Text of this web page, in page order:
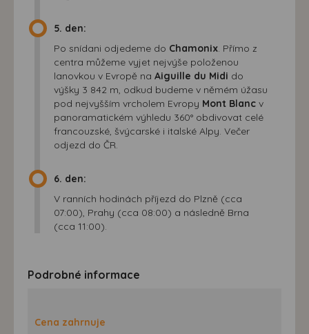
5. den:
Po snídani odjedeme do Chamonix . Přímo z
centra můžeme vyjet nejvýše položenou
lanovkou v Evropě na Aiguille du Midi do
výšky 3 842 m, odkud budeme v němém úžasu
pod nejvyšším vrcholem Evropy Mont Blanc v
panoramatickém výhledu 360° obdivovat celé
francouzské, švýcarské i italské Alpy. Večer
odjezd do ČR.
6. den:
V ranních hodinách příjezd do Plzně (cca
07:00), Prahy (cca 08:00) a následně Brna
(cca 11:00).
Podrobné informace
Cena zahrnuje